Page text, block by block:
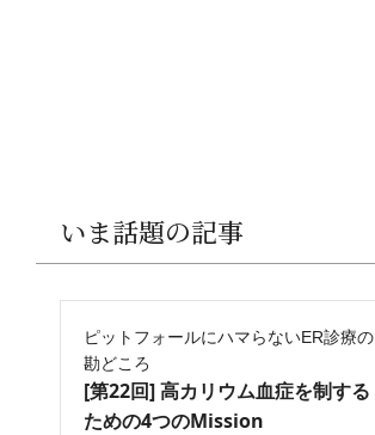
いま話題の記事
ピットフォールにハマらないER診療の
勘どころ
[第22回] 高カリウム血症を制する
ための4つのMission